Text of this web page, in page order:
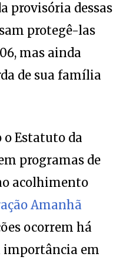
provisória dessas
protegê-las
mas ainda
de sua família
o Estatuto da
programas de
acolhimento
Amanhã
ocorrem há
importância em